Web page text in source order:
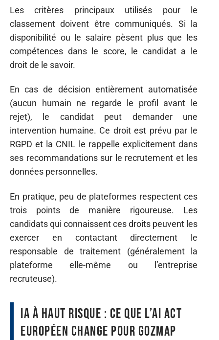
Les critères principaux utilisés pour le
classement doivent être communiqués. Si la
disponibilité ou le salaire pèsent plus que les
compétences dans le score, le candidat a le
droit de le savoir.
En cas de décision entièrement automatisée
(aucun humain ne regarde le profil avant le
rejet), le candidat peut demander une
intervention humaine. Ce droit est prévu par le
RGPD et la CNIL le rappelle explicitement dans
ses recommandations sur le recrutement et les
données personnelles.
En pratique, peu de plateformes respectent ces
trois points de manière rigoureuse. Les
candidats qui connaissent ces droits peuvent les
exercer en contactant directement le
responsable de traitement (généralement la
plateforme elle-même ou l’entreprise
recruteuse).
IA à haut risque : ce que l’AI Act
européen change pour Gozmap